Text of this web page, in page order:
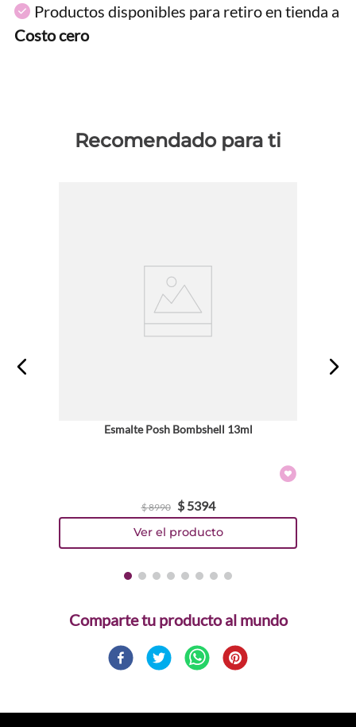
Productos disponibles para retiro en tienda a
Costo cero
Recomendado para ti
Esmalte Posh Bombshell 13ml
$8990 $ 5394
Comparte